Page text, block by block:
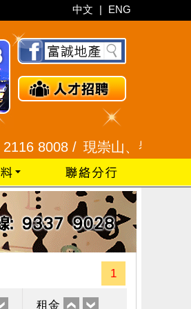
中文 | ENG
8008 /現崇山、譽港灣 2345
1
租金